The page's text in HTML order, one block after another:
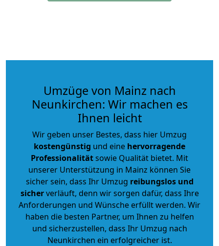
Umzüge von Mainz nach
Neunkirchen: Wir machen es
Ihnen leicht
Wir geben unser Bestes, dass hier Umzug
kostengünstig und eine hervorragende
Professionalitätsowie Qualität bietet. Mit
unserer Unterstützung in Mainz können Sie
sicher sein, dass Ihr Umzug reibungslos und
sicherverläuft, denn wir sorgen dafür, dass Ihre
Anforderungen und Wünsche erfüllt werden. Wir
haben die besten Partner, um Ihnen zu helfen
und sicherzustellen, dass Ihr Umzug nach
Neunkirchen ein erfolgreicher ist.